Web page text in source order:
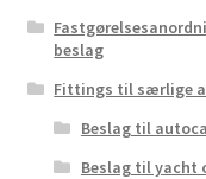
beslag
Fittings til særlige
Beslag til
Beslag til yacht